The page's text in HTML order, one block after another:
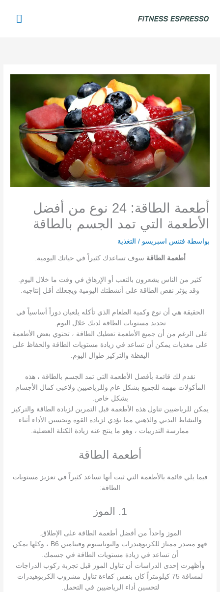
أطعمة الطاقة: 24 نوع من أفضل
الأطعمة التي تمد الجسم بالطاقة
بواسطة فتنس اسبريسو/ التغذية
أطعمة الطاقة سوف تساعدك كثيراً في حياتك اليومية.
كثير من الناس يشعرون بالتعب أو الإرهاق في وقت ما خلال اليوم.
وقد يؤثر نقص الطاقة على أنشطتك اليومية ويجعلك أقل إنتاجيه.
الحقيقة هي أن نوع وكمية الطعام الذي تأكله يلعبان دوراً أساسياً في
تحديد مستويات الطاقة لديك خلال اليوم.
على الرغم من أن جميع الأطعمة تعطيك الطاقة ، تحتوي بعض الأطعمة
على مغذيات يمكن أن تساعد في زيادة مستويات الطاقة والحفاظ على
اليقظة والتركيز طوال اليوم.
نقدم لك قائمة بأفضل الأطعمة التي تمد الجسم بالطاقة ، هذه
المأكولات مهمه للجميع بشكل عام وللرياضيين ولاعبي كمال الأجسام
بشكل خاص.
يمكن للرياضيين تناول هذه الأطعمة قبل التمرين لزيادة الطاقة والتركيز
والنشاط البدني والذهني مما يؤدي لزيادة القوة وتحسين الأداء أثناء
ممارسة التدريبات ، وهو ما ينتج عنه زيادة الكتلة العضلية.
أطعمة الطاقة
فيما يلي قائمة بالأطعمة التي ثبت أنها تساعد كثيراً في تعزيز مستويات
الطاقة:
1. الموز
الموز واحداً من أفضل أطعمة الطاقة على الإطلاق.
فهو مصدر ممتاز للكربوهيدرات والبوتاسيوم وفيتامين B6 ، وكلها يمكن
أن تساعد في زيادة مستويات الطاقة في جسمك.
وأظهرت إحدى الدراسات أن تناول الموز قبل تجربة ركوب الدراجات
لمسافة 75 كيلومتراً كان بنفس كفاءة تناول مشروب الكربوهيدرات
لتحسين أداء الرياضيين في التحمل.